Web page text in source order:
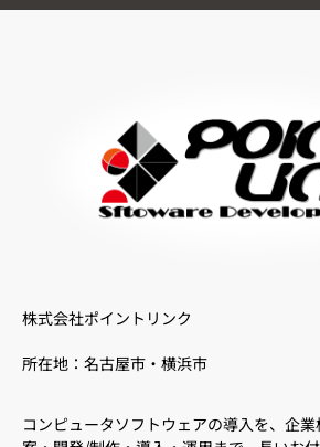
株式会社ポイントリンク
所在地：名古屋市・横浜市
コンピュータソフトウェアの導入を、企